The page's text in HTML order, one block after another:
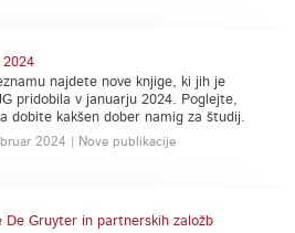
2024
najdete nove knjige, ki jih je
pridobila v januarju 2024. Poglejte,
dobite kakšen dober namig za študij.
2024 | Nove publikacije
De Gruyter in partnerskih založb